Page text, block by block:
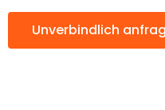
Unverbindlich